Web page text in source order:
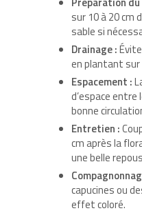
sur 10 à 20 cm
sable si
Drainage :
en plantant
Espacement :
d’espace
bonne
Entretien :
cm après la
une belle
capucines ou
effet coloré.